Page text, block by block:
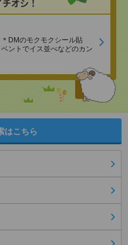
＊DMのモクモクシール貼
ントでイス並べなどのカン
はこちら